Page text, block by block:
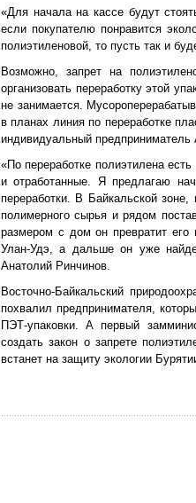
«Для начала на кассе будут
если покупателю понравится
полиэтиленовой, то пусть так и
Возможно, запрет на
организовать переработку этой
не занимается.
в планах линия по переработке
индивидуальный
«По переработке полиэтилена
и отработанные. Я предлагаю
переработки. В Байкальской
полимерного сырья и рядом
размером с дом он превратит его
Улан-Удэ, а дальше он уже
Анатолий Ринчинов.
Восточно-Байкальский
похвалил предпринимателя,
ПЭТ-упаковки. А первый
создать закон о запрете
встанет на защиту экологии